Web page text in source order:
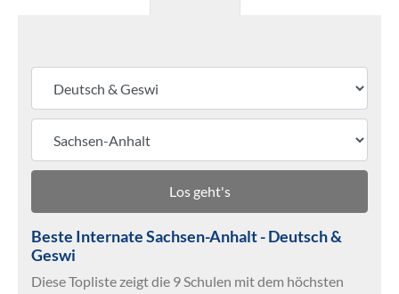
Los geht's
Beste Internate Sachsen-Anhalt - Deutsch &
Geswi
Diese Topliste zeigt die 9 Schulen mit dem höchsten